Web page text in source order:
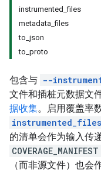
instrumented_files
metadata_files
to_json
to_proto
包含与 --
文件和插桩元数据文
据收集。启用覆盖率
instrumented_files
的清单会作为输入传
COVERAGE_MANIFEST
（而非源文件）也会